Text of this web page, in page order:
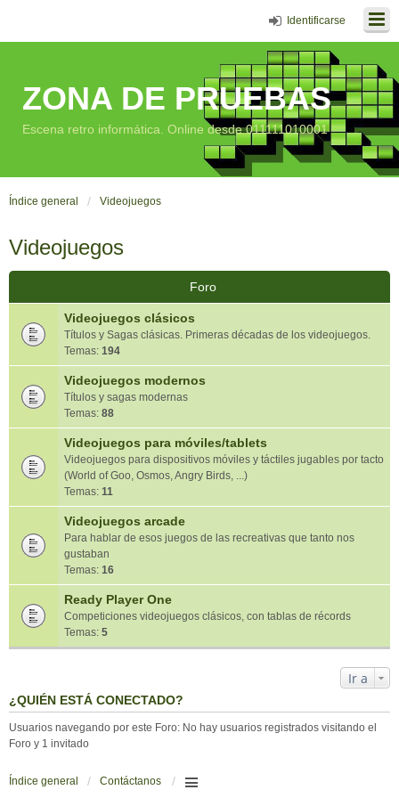
Identificarse
ZONA DE PRUEBAS
Escena retro informática. Online desde 011111010001
Índice general Videojuegos
Videojuegos
Foro
Videojuegos clásicos
Títulos y Sagas clásicas. Primeras décadas de los videojuegos.
Temas: 194
Videojuegos modernos
Títulos y sagas modernas
Temas: 88
Videojuegos para móviles/tablets
Videojuegos para dispositivos móviles y táctiles jugables por tacto
(World of Goo, Osmos, Angry Birds, ...)
Temas: 11
Videojuegos arcade
Para hablar de esos juegos de las recreativas que tanto nos
gustaban
Temas: 16
Ready Player One
Competiciones videojuegos clásicos, con tablas de récords
Temas: 5
Ir a
¿QUIÉN ESTÁ CONECTADO?
Usuarios navegando por este Foro: No hay usuarios registrados visitando el
Foro y 1 invitado
Índice general Contáctanos